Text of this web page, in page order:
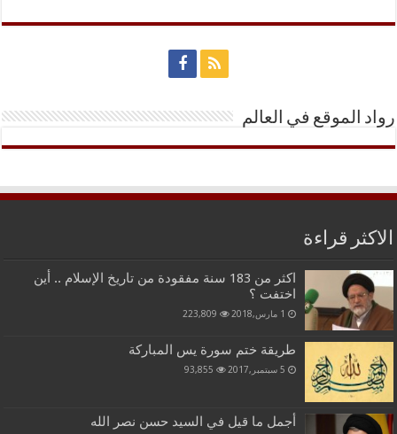
رواد الموقع في العالم
الاكثر قراءة
اكثر من 183 سنة مفقودة من تاريخ الإسلام .. أين
اختفت ؟
1 مارس,2018 223,809
طريقة ختم سورة يس المباركة
5 سبتمبر,2017 93,855
أجمل ما قيل في السيد حسن نصر الله